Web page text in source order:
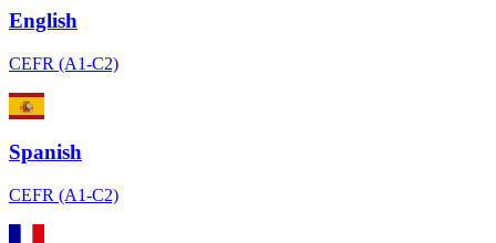
English
CEFR (A1-C2)
Spanish
CEFR (A1-C2)